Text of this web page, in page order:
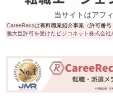
当サイトはアフ
CareeRecoは有料職業紹介事業 （許可番号
働大臣許可を受けたビジコネット株式会社